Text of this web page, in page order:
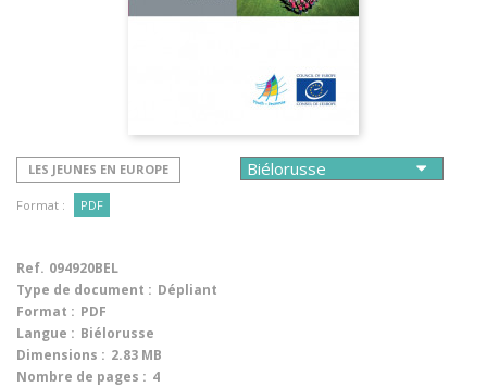
LES JEUNES EN EUROPE
Format : PDF
Ref. 094920BEL
Type de document : Dépliant
Format : PDF
Langue : Biélorusse
Dimensions : 2.83 MB
Nombre de pages : 4